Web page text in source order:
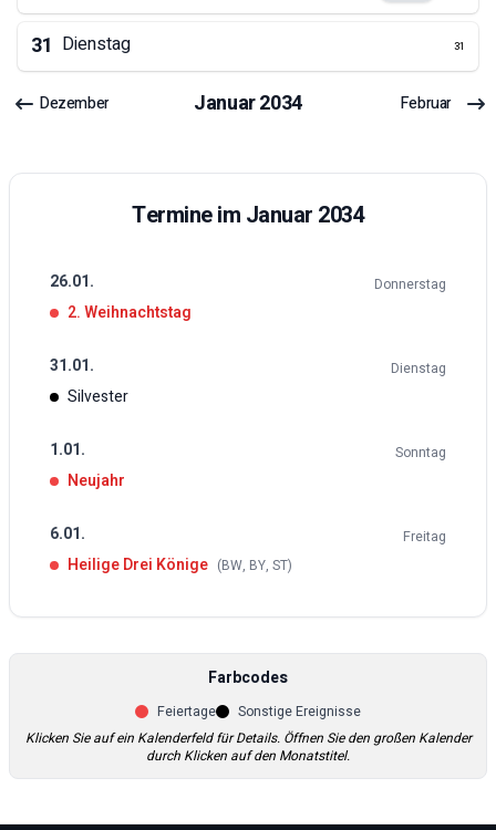
31 Dienstag 31
Dezember Januar2034 Februar
Termine im Januar 2034
26.01.
2. Weihnachtstag
Donnerstag
31.01.
Silvester
Dienstag
1.01.
Neujahr
Sonntag
6.01.
Heilige Drei Könige (BW, BY, ST)
Freitag
Farbcodes
Feiertage
Sonstige Ereignisse
Klicken Sie auf ein Kalenderfeld für Details. Öffnen Sie den großen Kalender
durch Klicken auf den Monatstitel.